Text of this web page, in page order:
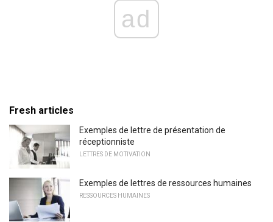
ad
Fresh articles
Exemples de lettre de présentation de
réceptionniste
LETTRES DE MOTIVATION
Exemples de lettres de ressources humaines
RESSOURCES HUMAINES